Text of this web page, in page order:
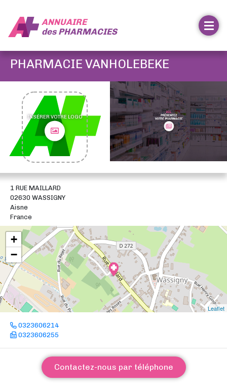
ANNUAIRE
desPHARMACIES
PHARMACIE VANHOLEBEKE
INSÉRER VOTRE LOGO
1 RUE MAILLARD
02630 WASSIGNY
Aisne
France
+
−
Leaflet
0323606214
0323606255
Contactez-nous par téléphone